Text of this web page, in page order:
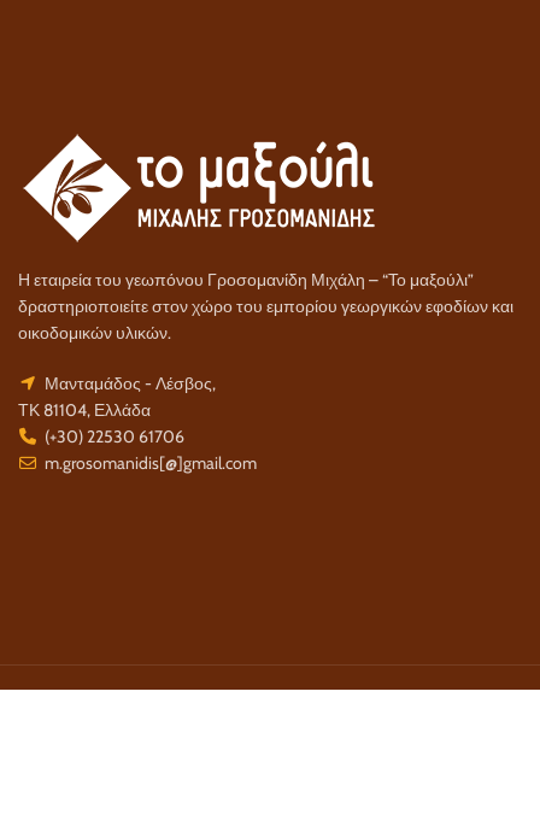
Η εταιρεία του γεωπόνου Γροσομανίδη Μιχάλη – “Το μαξούλι”
δραστηριοποιείτε στον χώρο του εμπορίου γεωργικών εφοδίων και
οικοδομικών υλικών.
Μανταμάδος - Λέσβος,
ΤΚ 81104, Ελλάδα
(+30) 22530 61706
m.grosomanidis[@]gmail.com